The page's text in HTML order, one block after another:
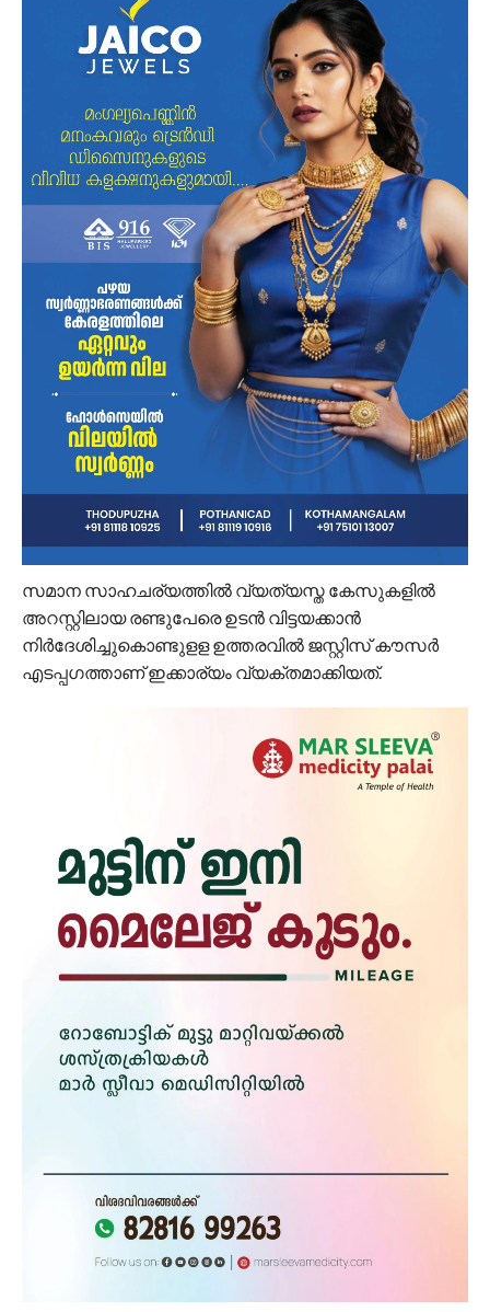
സമാന സാഹചര്യത്തില്‍ വ്യത്യസ്ത കേസുകളില്‍
അറസ്റ്റിലായ രണ്ടുപേരെ ഉടന്‍ വിട്ടയക്കാന്‍
നിര്‍ദേശിച്ചുകൊണ്ടുളള ഉത്തരവില്‍ ജസ്റ്റിസ് കൗസര്‍
എടപ്പഗത്താണ് ഇക്കാര്യം വ്യക്തമാക്കിയത്.